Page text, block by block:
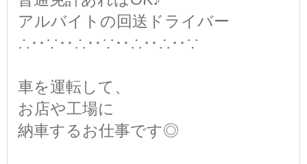
アルバイトの回送ドライバー
∴‥∵‥∴‥∵‥∴‥∴‥∵
車を運転して、
お店や工場に
納車するお仕事です◎